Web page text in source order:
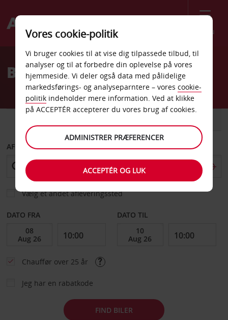
Menu
Welcome
AvisBilleje Lublin Lufthavn
AFHENT FRA
Vælg et andet afleveringssted
DATO FRA DATO TIL
Chauffør over 25 år
Jeg har en rabatkode
FIND BILER
Vores cookie-politik
Vi bruger cookies til at vise dig tilpassede tilbud, til
analyser og til at forbedre din oplevelse på vores
hjemmeside. Vi deler også data med pålidelige
markedsførings- og analyseparntere – vores cookie-
politik indeholder mere information. Ved at klikke
på ACCEPTÉR accepterer du vores brug af cookies.
ADMINISTRER PRÆFERENCER
ACCEPTÉR OG LUK